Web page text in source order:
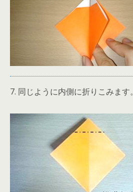
7. 同じように内側に折りこみます。